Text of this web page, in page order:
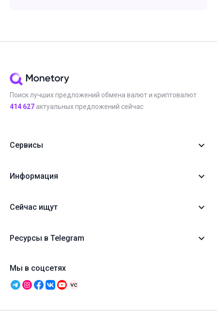
Поиск лучших предложений обмена валют и криптовалют
414 627 актуальных предложений сейчас
Сервисы
Информация
Сейчас ищут
Ресурсы в Telegram
Мы в соцсетях